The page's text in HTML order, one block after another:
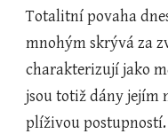
Totalitní povaha
mnohým skrývá za
charakterizují jako
jsou totiž dány jejím
plíživou